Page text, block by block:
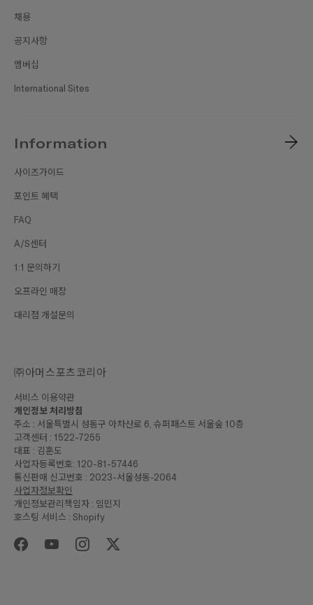
합계
채용
공지사항
멤버십
International Sites
Information
사이즈가이드
포인트 혜택
FAQ
A/S센터
1:1 문의하기
오프라인 매장
대리점 개설문의
㈜아머스포츠코리아
서비스 이용약관
개인정보 처리방침
주소 : 서울특별시 성동구 아차산로 6, 슈퍼패스트 서울숲 10층
고객센터 : 1522-7255
대표 : 김훈도
사업자등록번호: 120-81-57446
통신판매 신고번호 : 2023-서울성동-2064
사업자정보확인
개인정보관리책임자 : 임민지
호스팅 서비스 : Shopify